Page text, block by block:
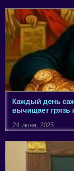
Каждый день
вычищает грязь
24 июня, 2025